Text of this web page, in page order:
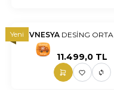
Yeni EVNESYA DESİNG
11.499,0 TL